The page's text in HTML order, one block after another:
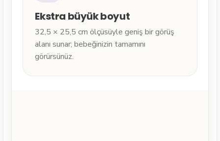
Ekstra büyük boyut
32,5 × 25,5 cm ölçüsüyle geniş bir görüş
alanı sunar; bebeğinizin tamamını
görürsünüz.